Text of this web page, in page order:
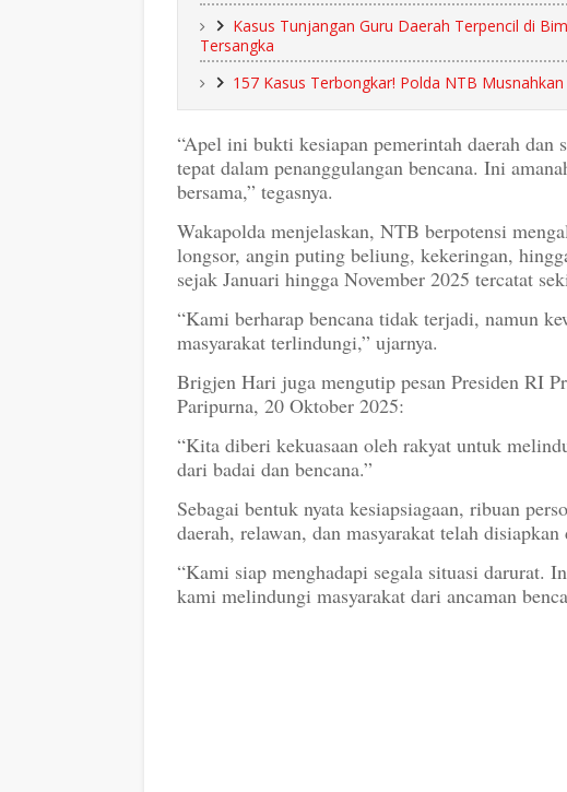
Kasus Tunjangan Guru Daerah Terpencil di
Tersangka
157 Kasus Terbongkar! Polda NTB
“Apel ini bukti kesiapan pemerintah daerah
tepat dalam penanggulangan bencana. Ini
bersama,” tegasnya.
Wakapolda menjelaskan, NTB berpotensi
longsor, angin puting beliung, kekeringan,
sejak Januari hingga November 2025 tercatat
“Kami berharap bencana tidak terjadi, namun
masyarakat terlindungi,” ujarnya.
Brigjen Hari juga mengutip pesan Presiden RI
Paripurna, 20 Oktober 2025:
“Kita diberi kekuasaan oleh rakyat untuk
dari badai dan bencana.”
Sebagai bentuk nyata kesiapsiagaan, ribuan
daerah, relawan, dan masyarakat telah
“Kami siap menghadapi segala situasi darurat.
kami melindungi masyarakat dari ancaman